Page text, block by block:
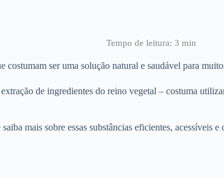
ser uma solução natural e saudável para
de ingredientes do reino vegetal – costuma
mais sobre essas substâncias eficientes, acessíveis